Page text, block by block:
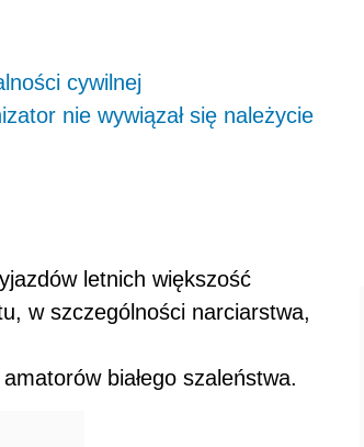
cywilnej
nie wywiązał się należycie
letnich większość
w szczególności narciarstwa,
białego szaleństwa.